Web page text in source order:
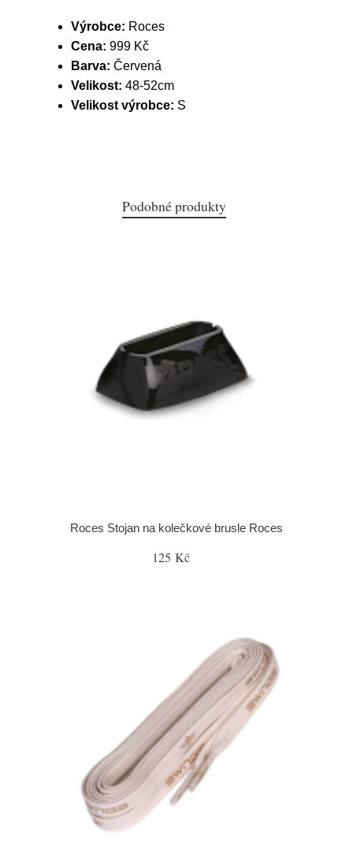
Výrobce: Roces
Cena: 999 Kč
Barva: Červená
Velikost: 48-52cm
Velikost výrobce: S
Podobné produkty
Roces Stojan na kolečkové brusle Roces
125 Kč